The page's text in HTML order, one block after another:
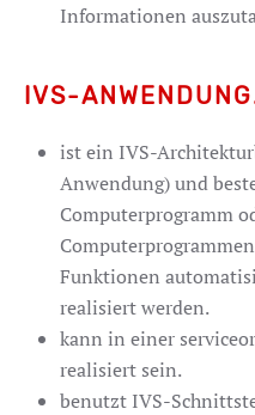
Informationen
IVS-
ist ein IVS-
Anwendung) und
Computerprogramm
Funktionen
realisiert werden.
kann in einer
realisiert sein.
benutzt IVS-